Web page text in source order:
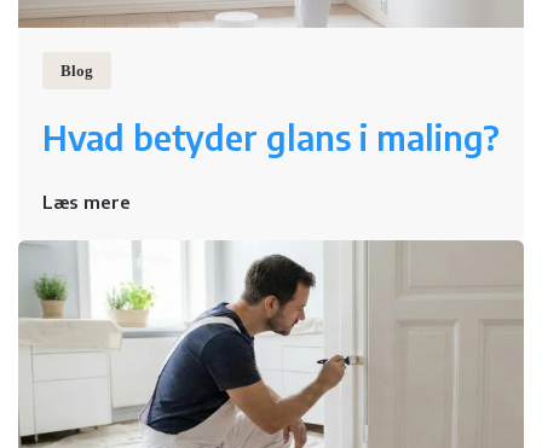
Blog
Hvad betyder glans i maling?
Læs mere